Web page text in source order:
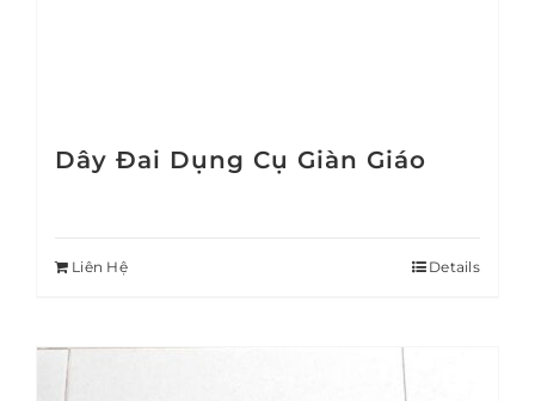
Dây Đai Dụng Cụ Giàn Giáo
Liên Hệ Details